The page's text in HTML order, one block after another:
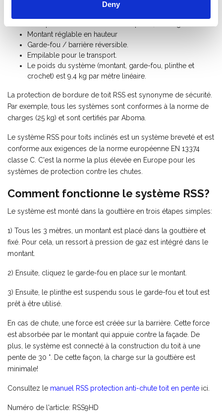
Deny
Montant réglable en hauteur
Garde-fou / barrière réversible.
Empilable pour le transport.
Le poids du système (montant, garde-fou, plinthe et
crochet) est 9,4 kg par mètre linéaire.
La protection de bordure de toit RSS est synonyme de sécurité.
Par exemple, tous les systèmes sont conformes à la norme de
charges (25 kg) et sont certifiés par Aboma.
Le système RSS pour toits inclinés est un système breveté et est
conforme aux exigences de la norme européenne EN 13374
classe C. C'est la norme la plus élevée en Europe pour les
systèmes de protection contre les chutes.
Comment fonctionne le système RSS?
Le système est monté dans la gouttière en trois étapes simples:
1) Tous les 3 mètres, un montant est placé dans la gouttière et
fixé. Pour cela, un ressort à pression de gaz est intégré dans le
montant.
2) Ensuite, cliquez le garde-fou en place sur le montant.
3) Ensuite, le plinthe est suspendu sous le garde-fou et tout est
prêt à être utilisé.
En cas de chute, une force est créée sur la barrière. Cette force
est absorbée par le montant qui appuie contre la façade. De
plus, le système est connecté à la construction du toit à une
pente de 30 °. De cette façon, la charge sur la gouttière est
minimale!
Consultez le manuel RSS protection anti-chute toit en pente ici.
Numéro de l'article: RSS9HD